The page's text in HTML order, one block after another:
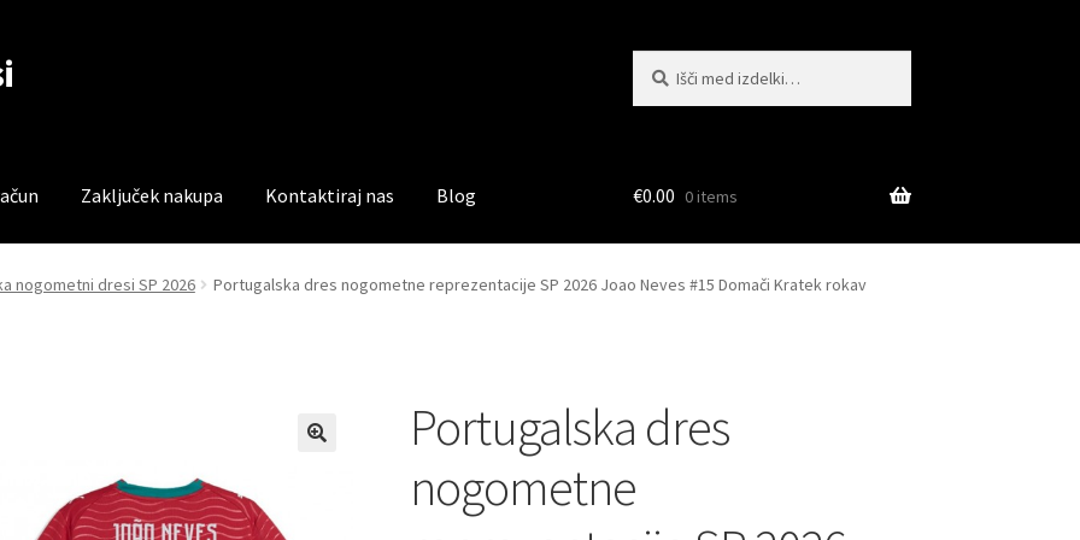
Zaključek nakupa Kontaktiraj nas Blog
Trgovina Zaključek nakupa
€0.00 0 items
nogometni dresi SP 2026 Portugalska dres nogometne reprezentacije SP 2026 Joao Neves #15 Domači Kratek rokav
Portugalska dres
nogometne